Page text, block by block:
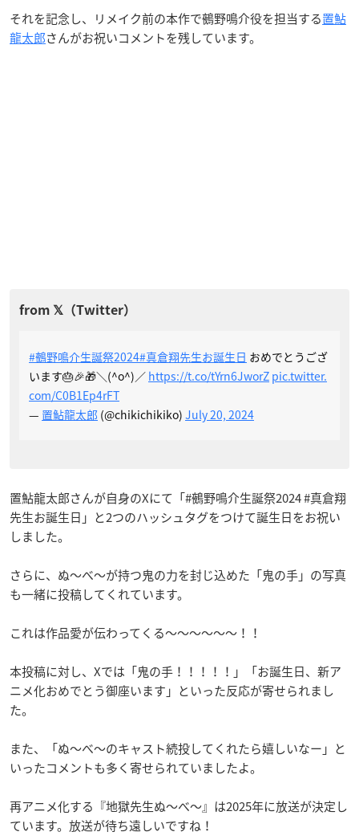
それを記念し、リメイク前の本作で鵺野鳴介役を担当する置鮎
龍太郎さんがお祝いコメントを残しています。
#鵺野鳴介生誕祭2024#真倉翔先生お誕生日 おめでとうござ
います🎂🎉🎁＼(^o^)／ https://t.co/tYrn6JworZ pic.twitter.
com/C0B1Ep4rFT
— 置鮎龍太郎 (@chikichikiko) July 20, 2024
置鮎龍太郎さんが自身のXにて「#鵺野鳴介生誕祭2024 #真倉翔
先生お誕生日」と2つのハッシュタグをつけて誕生日をお祝い
しました。
さらに、ぬ〜べ〜が持つ鬼の力を封じ込めた「鬼の手」の写真
も一緒に投稿してくれています。
これは作品愛が伝わってくる〜〜〜〜〜〜！！
本投稿に対し、Xでは「鬼の手！！！！！」「お誕生日、新ア
ニメ化おめでとう御座います」といった反応が寄せられまし
た。
また、「ぬ～べ～のキャスト続投してくれたら嬉しいなー」と
いったコメントも多く寄せられていましたよ。
再アニメ化する『地獄先生ぬ～べ～』は2025年に放送が決定し
ています。放送が待ち遠しいですね！